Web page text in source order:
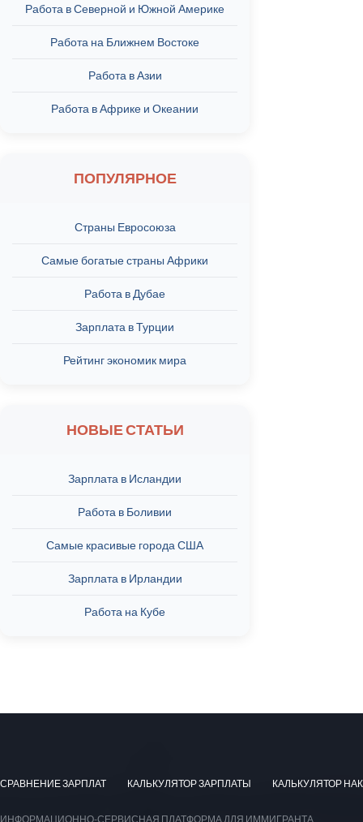
Работа в Северной и Южной Америке
Работа на Ближнем Востоке
Работа в Азии
Работа в Африке и Океании
ПОПУЛЯРНОЕ
Страны Евросоюза
Самые богатые страны Африки
Работа в Дубае
Зарплата в Турции
Рейтинг экономик мира
НОВЫЕ СТАТЬИ
Зарплата в Исландии
Работа в Боливии
Самые красивые города США
Зарплата в Ирландии
Работа на Кубе
СРАВНЕНИЕ ЗАРПЛАТ КАЛЬКУЛЯТОР ЗАРПЛАТЫ КАЛЬКУЛЯТОР
ИНФОРМАЦИОННО-СЕРВИСНАЯ ПЛАТФОРМА ДЛЯ ИММИГРАНТА